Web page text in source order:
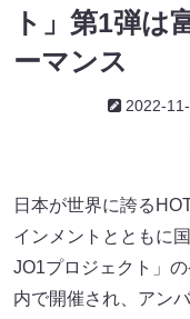
ト」第1弾は
ーマンス
2022-
日本が世界に誇る
インメントとともに
JO1プロジェクト」
内で開催され、アン